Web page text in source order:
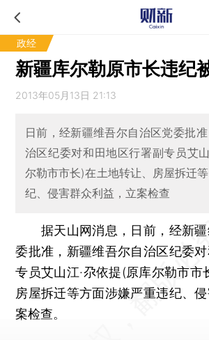
政经
新疆库尔勒原市长违纪
2013年05月13日 21:13
日前，经新疆维吾尔自治区党委批
治区纪委对和田地区行署副专员艾
尔勒市市长)在土地转让、房屋拆迁
纪、侵害群众利益，立案检查
据天山网消息，日前，经新疆
委批准，新疆维吾尔自治区纪委
专员艾山江·尕依提(原库尔勒市市
房屋拆迁等方面涉嫌严重违纪、
案检查。